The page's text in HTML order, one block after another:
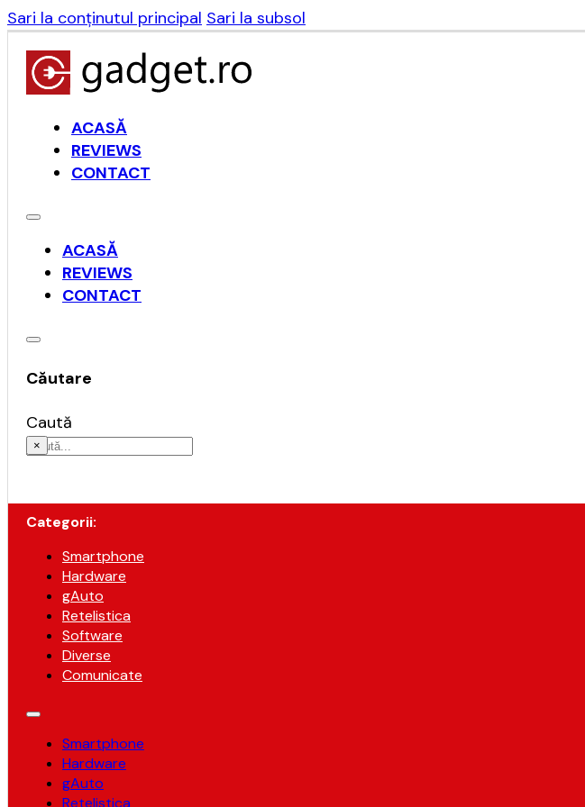
Sari la conținutul principal Sari la subsol
ACASĂ
REVIEWS
CONTACT
ACASĂ
REVIEWS
CONTACT
Căutare
Caută
×
Categorii:
Smartphone
Hardware
gAuto
Retelistica
Software
Diverse
Comunicate
Smartphone
Hardware
gAuto
Retelistica